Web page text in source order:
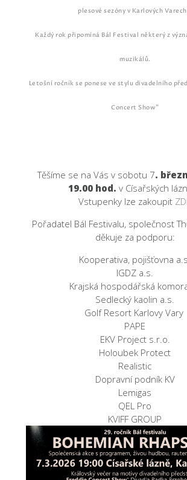
plesové sezóny v Karlových
Každý rok připomíná Bál Festival některý z
muzikálů.
Letošní ročník se ponese ve stylu divadelního
Concert Show"
Těšíme se na Vás v sobotu 7.
19.00 hod. v Císařských
Vstupenky lze zakoupit
Pořadatel Bál Festivalu, společnost
děkuje za podporu:
Kooperativa, pojišťovna a.s.
IGDZ a.s.
Krajská hospodářská
Sedlecký kaolin a.s.
Golf Resort Karlovy Vary
PAPE
EKV Project s.r.o.
Holoubek Protect
Realistic
Dopravní podník KV
Lemigas
QEL Pro
KVIFF GROUP